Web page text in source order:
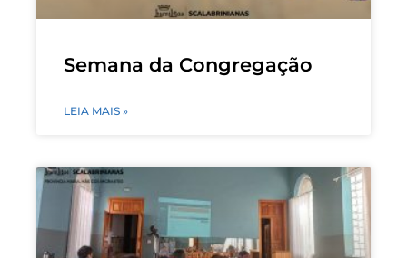
Semana da Congregação
LEIA MAIS »